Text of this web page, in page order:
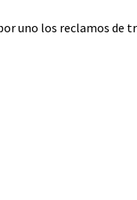
uno los reclamos de